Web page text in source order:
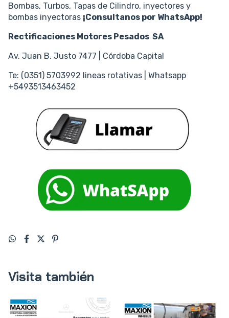
Bombas, Turbos, Tapas de Cilindro, inyectores y
bombas inyectoras ¡Consultanos por WhatsApp!
Rectificaciones Motores Pesados SA
Av. Juan B. Justo 7477 | Córdoba Capital
Te: (0351) 5703992 lineas rotativas | Whatsapp
+5493513463452
Visita también